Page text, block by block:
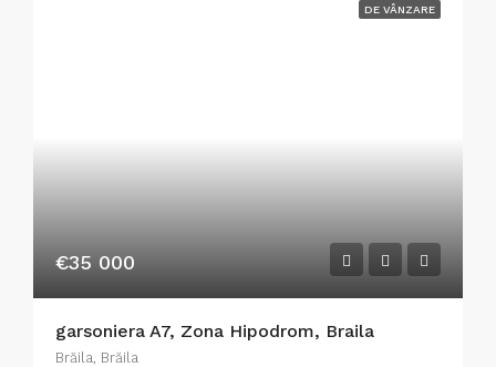
DE VÂNZARE
€35 000
garsoniera A7, Zona Hipodrom, Braila
Brăila, Brăila